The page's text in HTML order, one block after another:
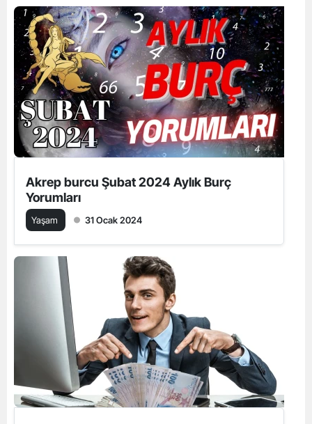
Akrep burcu Şubat 2024 Aylık Burç
Yorumları
Yaşam 31 Ocak 2024